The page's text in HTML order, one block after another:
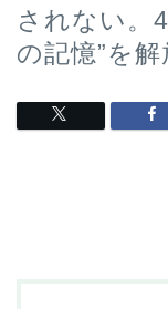
されない。
の記憶”を